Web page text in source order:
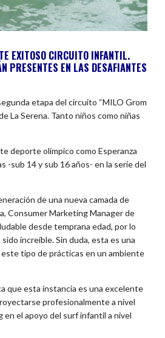
EXITOSO CIRCUITO INFANTIL.
PRESENTES EN LAS DESAFIANTES
etapa del circuito “MILO Grom
La Serena. Tanto niños como niñas
deporte olímpico como Esperanza
-sub 14 y sub 16 años- en la serie del
de una nueva camada de
Consumer Marketing Manager de
desde temprana edad, por lo
increíble. Sin duda, esta es una
tipo de prácticas en un ambiente
que esta instancia es una excelente
profesionalmente a nivel
en el apoyo del surf infantil a nivel